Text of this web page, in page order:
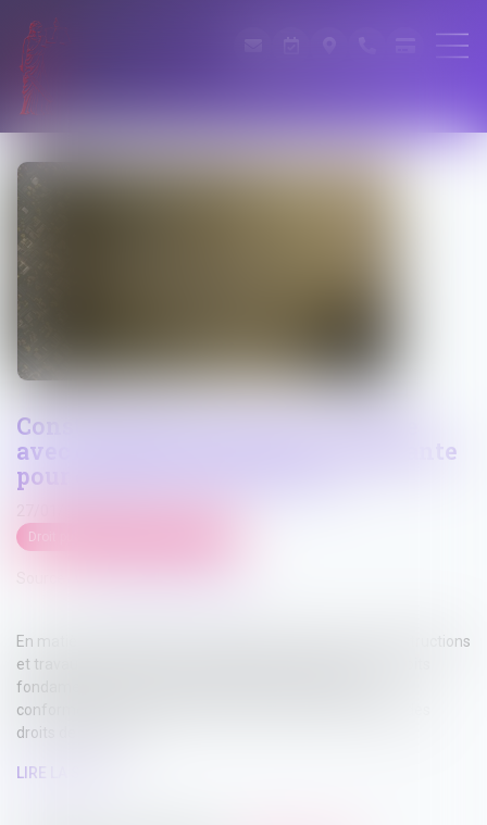
Constructions et travaux : la visite
avec consentement est-elle suffisante
pour établir des infractions ?
Droit public
En matière d’urbanisme, les infractions relatives aux constructions
et travaux doivent être constatées dans le respect des droits
fondamentaux, notamment le respect du domicile,
conformément à l'article 8 de la Convention européenne des
droits de l’homme...
LIRE LA SUITE